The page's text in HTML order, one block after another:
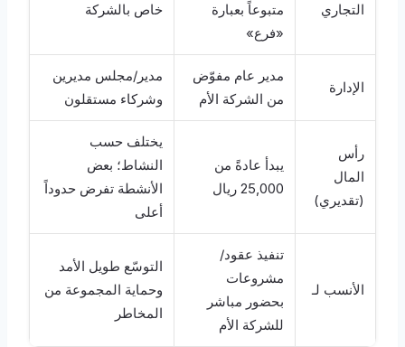
التجاري
متبوعاً بعبارة
«فرع»
خاص بالشركة
الإدارة
مدير عام مفوّض
من الشركة الأم
مدير/مجلس مديرين
وشركاء مستقلون
رأس
المال
(تقديري)
يبدأ عادةً من
25,000 ريال
يختلف حسب
النشاط؛ بعض
الأنشطة تفرض حدوداً
أعلى
الأنسب لـ
تنفيذ عقود/
مشروعات
بحضور مباشر
للشركة الأم
التوسّع طويل الأمد
وحماية المجموعة من
المخاطر